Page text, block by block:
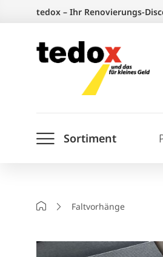
springen
tedox – Ihr Renovierungs-
Sortiment
StartseiteFaltvorhänge